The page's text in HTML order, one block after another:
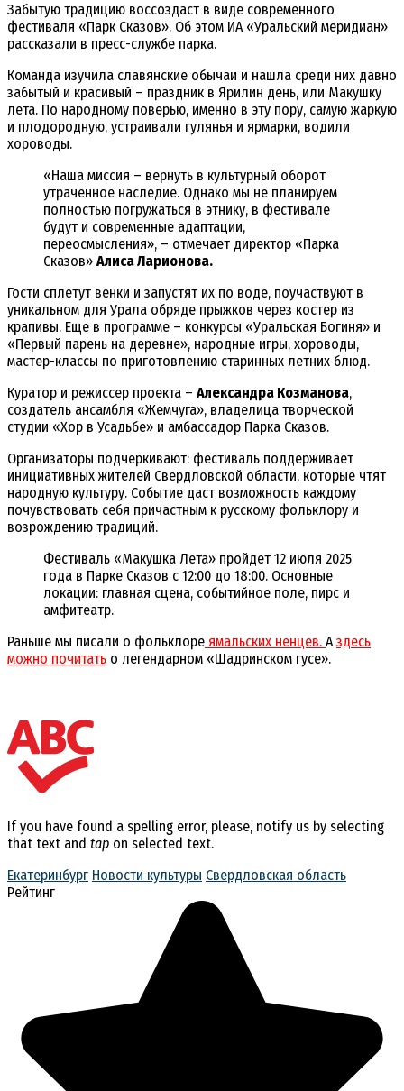
Забытую традицию воссоздаст в виде современного
фестиваля «Парк Сказов». Об этом ИА «Уральский меридиан»
рассказали в пресс-службе парка.
Команда изучила славянские обычаи и нашла среди них давно
забытый и красивый – праздник в Ярилин день, или Макушку
лета. По народному поверью, именно в эту пору, самую жаркую
и плодородную, устраивали гулянья и ярмарки, водили
хороводы.
«Наша миссия – вернуть в культурный оборот
утраченное наследие. Однако мы не планируем
полностью погружаться в этнику, в фестивале
будут и современные адаптации,
переосмысления», – отмечает директор «Парка
Сказов» Алиса Ларионова.
Гости сплетут венки и запустят их по воде, поучаствуют в
уникальном для Урала обряде прыжков через костер из
крапивы. Еще в программе – конкурсы «Уральская Богиня» и
«Первый парень на деревне», народные игры, хороводы,
мастер-классы по приготовлению старинных летних блюд.
Куратор и режиссер проекта – Александра Козманова,
создатель ансамбля «Жемчуга», владелица творческой
студии «Хор в Усадьбе» и амбассадор Парка Сказов.
Организаторы подчеркивают: фестиваль поддерживает
инициативных жителей Свердловской области, которые чтят
народную культуру. Событие даст возможность каждому
почувствовать себя причастным к русскому фольклору и
возрождению традиций.
Фестиваль «Макушка Лета» пройдет 12 июля 2025
года в Парке Сказов с 12:00 до 18:00. Основные
локации: главная сцена, событийное поле, пирс и
амфитеатр.
Раньше мы писали о фольклоре ямальских ненцев. Аздесь
можно почитать о легендарном «Шадринском гусе».
If you have found a spelling error, please, notify us by selecting
that text and tap on selected text.
Екатеринбург Новости культуры Свердловская область
Рейтинг